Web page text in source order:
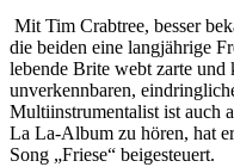
Mit Tim Crabtree, besser
die beiden eine langjährige
lebende Brite webt zarte
unverkennbaren,
Multiinstrumentalist ist auch
La La-Album zu hören, hat
Song „Friese“ beigesteuert.